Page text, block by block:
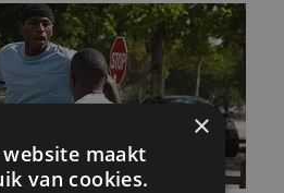
×
website maakt
van cookies.